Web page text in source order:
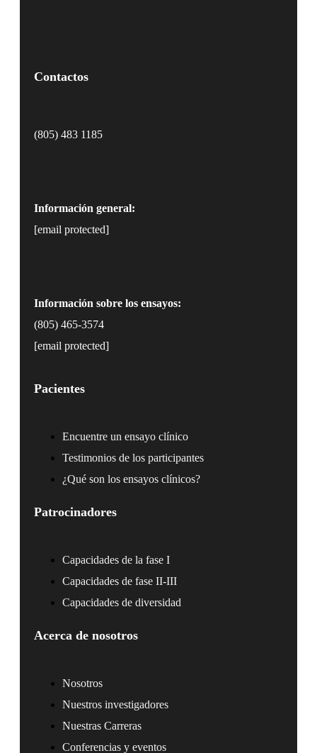
Contactos
(805) 483 1185
Información general:
[email protected]
Información sobre los ensayos:
(805) 465-3574
[email protected]
Pacientes
Encuentre un ensayo clínico
Testimonios de los participantes
¿Qué son los ensayos clínicos?
Patrocinadores
Capacidades de la fase I
Capacidades de fase II-III
Capacidades de diversidad
Acerca de nosotros
Nosotros
Nuestros investigadores
Nuestras Carreras
Conferencias y eventos